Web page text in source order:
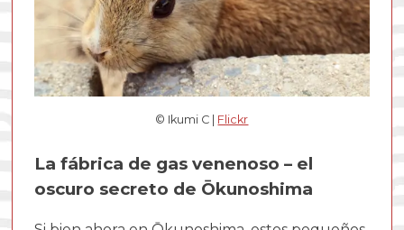
© Ikumi C | Flickr
La fábrica de gas venenoso – el
oscuro secreto de Ōkunoshima